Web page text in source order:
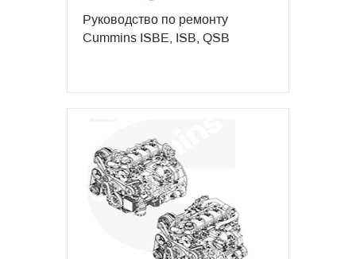
Руководство по ремонту
Cummins ISBE, ISB, QSB